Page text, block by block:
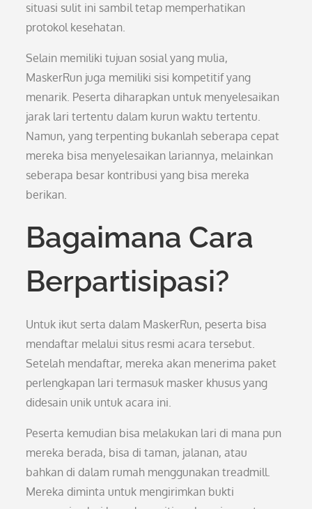
situasi sulit ini sambil tetap memperhatikan
protokol kesehatan.
Selain memiliki tujuan sosial yang mulia,
MaskerRun juga memiliki sisi kompetitif yang
menarik. Peserta diharapkan untuk menyelesaikan
jarak lari tertentu dalam kurun waktu tertentu.
Namun, yang terpenting bukanlah seberapa cepat
mereka bisa menyelesaikan lariannya, melainkan
seberapa besar kontribusi yang bisa mereka
berikan.
Bagaimana Cara
Berpartisipasi?
Untuk ikut serta dalam MaskerRun, peserta bisa
mendaftar melalui situs resmi acara tersebut.
Setelah mendaftar, mereka akan menerima paket
perlengkapan lari termasuk masker khusus yang
didesain unik untuk acara ini.
Peserta kemudian bisa melakukan lari di mana pun
mereka berada, bisa di taman, jalanan, atau
bahkan di dalam rumah menggunakan treadmill.
Mereka diminta untuk mengirimkan bukti